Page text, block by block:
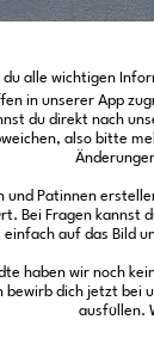
in unserer App
du direkt nach
also bitte
Patinnen
Bei Fragen kannst
einfach auf das Bild
haben wir noch
bewirb dich jetzt
ausfüllen.
alle wichtigen